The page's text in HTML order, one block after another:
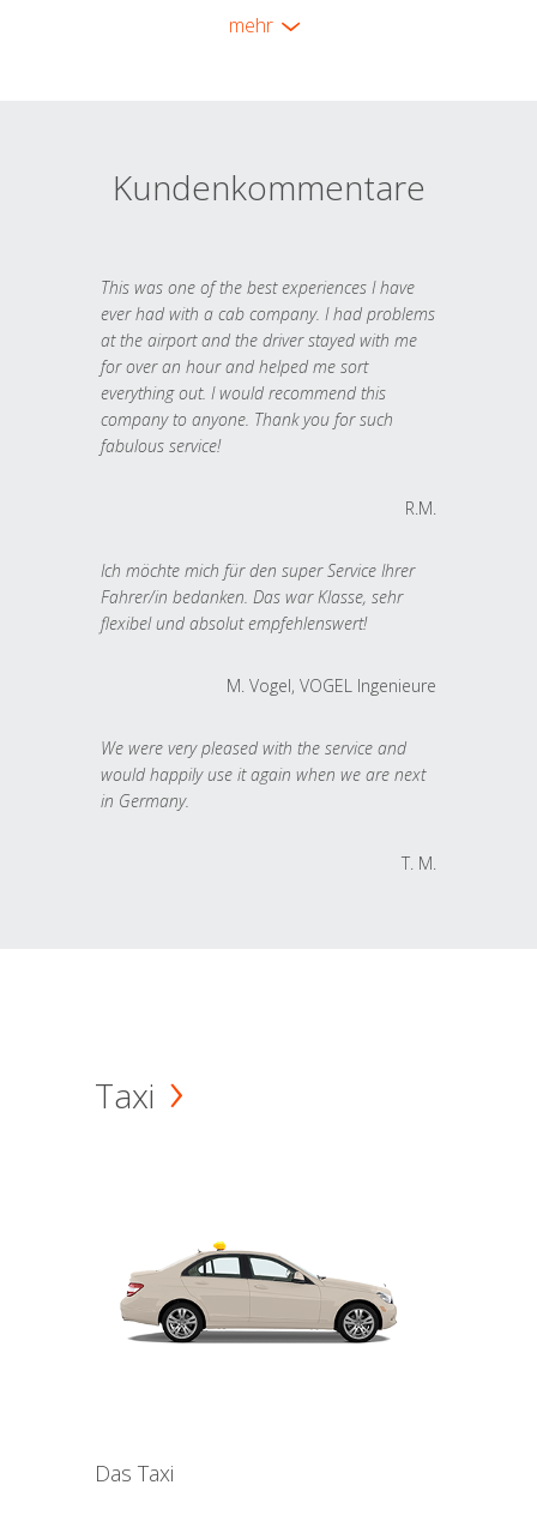
mehr
Kundenkommentare
This was one of the best experiences I have
ever had with a cab company. I had problems
at the airport and the driver stayed with me
for over an hour and helped me sort
everything out. I would recommend this
company to anyone. Thank you for such
fabulous service!
R.M.
Ich möchte mich für den super Service Ihrer
Fahrer/in bedanken. Das war Klasse, sehr
flexibel und absolut empfehlenswert!
M. Vogel, VOGEL Ingenieure
We were very pleased with the service and
would happily use it again when we are next
in Germany.
T. M.
Taxi
Das Taxi